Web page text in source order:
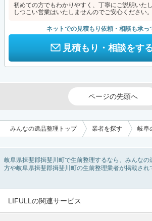
初めての方でもわかりやすく、丁寧にご説明いた
しつこい営業はいたしませんのでご安心ください。
ネットでの見積もり依頼・相談も承っ
見積もり・相談をす
ページの先頭へ
みんなの遺品整理トップ 業者を探す 岐阜
岐阜県揖斐郡揖斐川町で生前整理するなら、みんなの
方や岐阜県揖斐郡揖斐川町の生前整理業者が掲載され
護施設入居に伴う不用品の処分・回収・引き取りか
続相談などのオプションサービスで絞り込み検索を利
LIFULLの関連サービス